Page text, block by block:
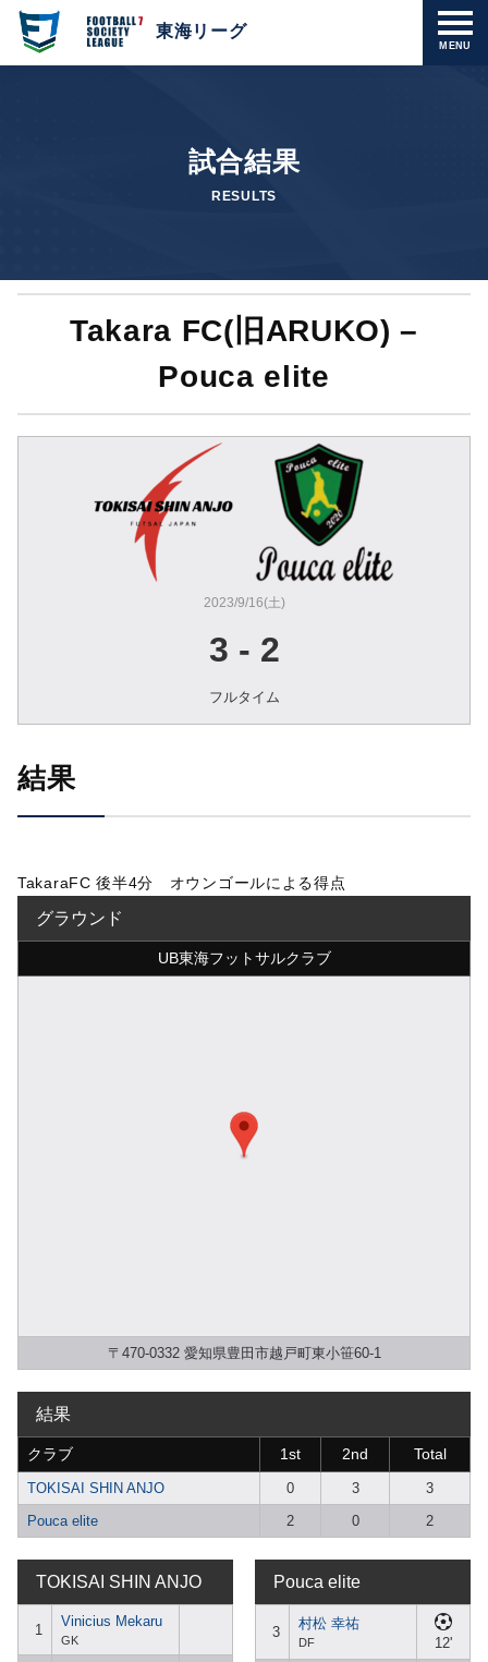
MENU
東海リーグ
試合結果
RESULTS
Takara FC(旧ARUKO) –
Pouca elite
2023/9/16(土)
3 - 2
フルタイム
結果
TakaraFC 後半4分 オウンゴールによる得点
グラウンド
UB東海フットサルクラブ
〒470-0332 愛知県豊田市越戸町東小笹60-1
結果
クラブ 1st 2nd Total
TOKISAI SHIN ANJO 0 3
3
Pouca elite
2 0 2
TOKISAI SHIN ANJO
1
Vinicius Mekaru
GK
Pouca elite
3
村松 幸祐
DF 12'